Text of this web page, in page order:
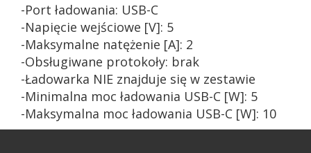
-Port ładowania: USB-C
-Napięcie wejściowe [V]: 5
-Maksymalne natężenie [A]: 2
-Obsługiwane protokoły: brak
-Ładowarka NIE znajduje się w zestawie
-Minimalna moc ładowania USB-C [W]: 5
-Maksymalna moc ładowania USB-C [W]: 10